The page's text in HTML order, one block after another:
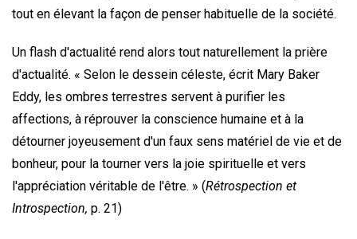
tout en élevant la façon de penser habituelle de la société.
Un flash d'actualité rend alors tout naturellement la prière
d'actualité. « Selon le dessein céleste, écrit Mary Baker
Eddy, les ombres terrestres servent à purifier les
affections, à réprouver la conscience humaine et à la
détourner joyeusement d'un faux sens matériel de vie et de
bonheur, pour la tourner vers la joie spirituelle et vers
l'appréciation véritable de l'être. » (Rétrospection et
Introspection, p. 21)